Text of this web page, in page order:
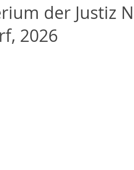
der Justiz
2026